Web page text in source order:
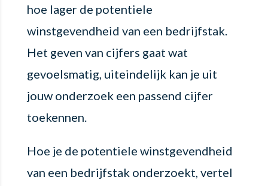
hoe lager de potentiele
winstgevendheid van een bedrijfstak.
Het geven van cijfers gaat wat
gevoelsmatig, uiteindelijk kan je uit
jouw onderzoek een passend cijfer
toekennen.
Hoe je de potentiele winstgevendheid
van een bedrijfstak onderzoekt, vertel